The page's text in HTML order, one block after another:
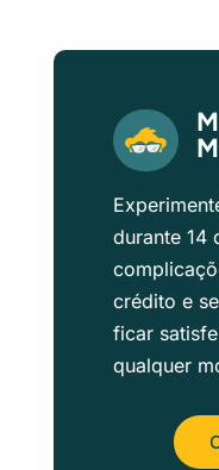
durante 14
crédito e
ficar
qualquer